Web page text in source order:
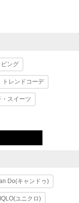
ビング
トレンドコーデ
・スイーツ
Do(キャンドゥ)
ユニクロ)